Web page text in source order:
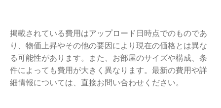
掲載されている費用はアップロード日時点でのものであ
り、物価上昇やその他の要因により現在の価格とは異な
る可能性があります。また、お部屋のサイズや構成、条
件によっても費用が大きく異なります。最新の費用や詳
細情報については、直接お問い合わせください。